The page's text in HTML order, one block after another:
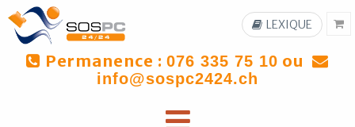
Permanence : 076 335 75 10 ou
info@sospc2424.ch
LEXIQUE